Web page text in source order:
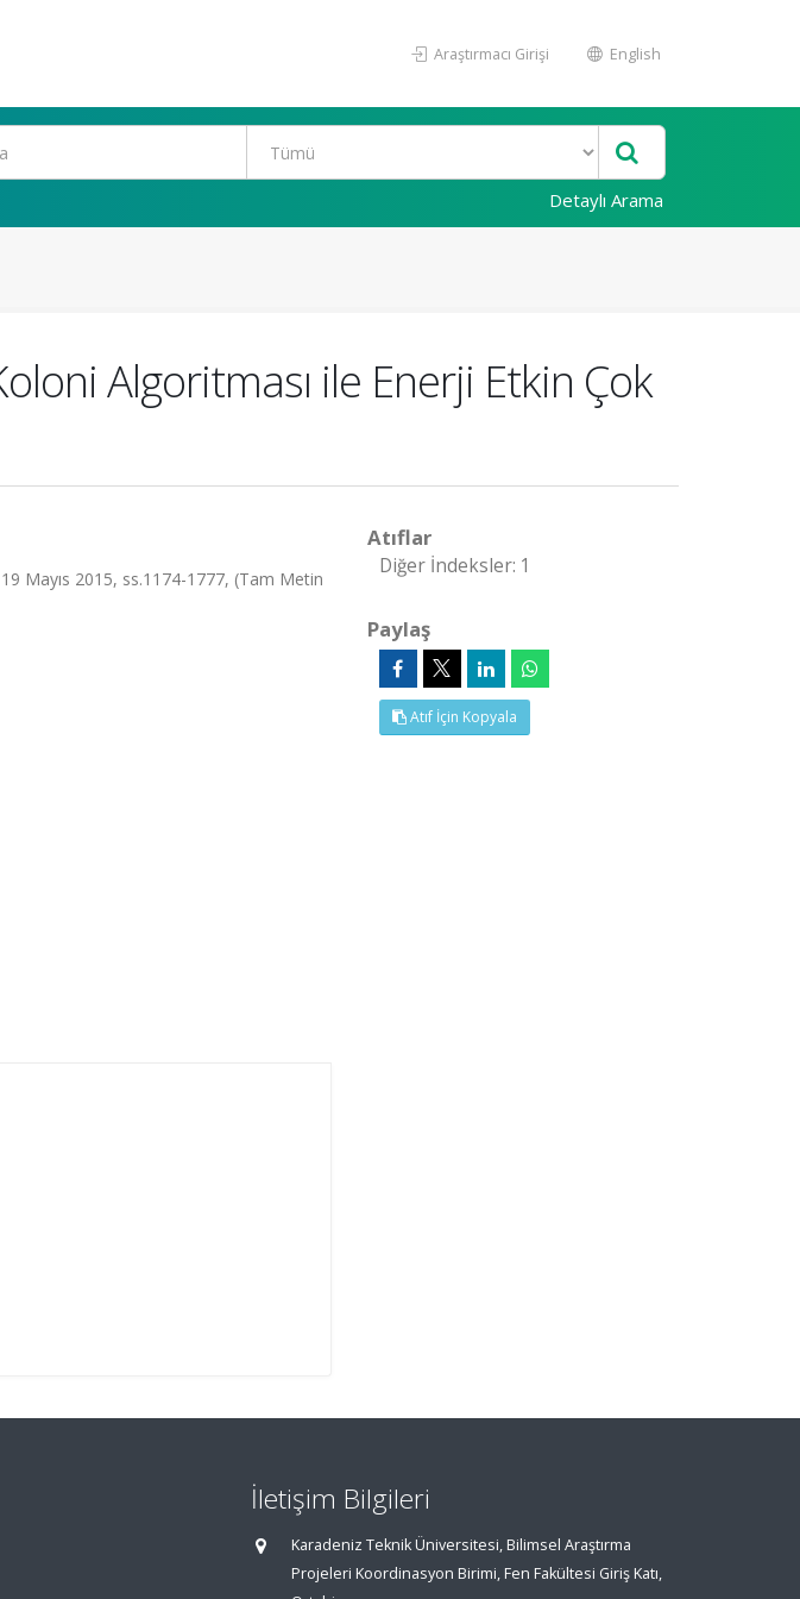
Araştırmacı Girişi English
Detaylı Arama
Algoritması ile Enerji Etkin Çok
Mayıs 2015, ss.1174-1777, (Tam Metin
Atıflar
Diğer İndeksler: 1
Paylaş
Atıf İçin Kopyala
İletişim Bilgileri
Karadeniz Teknik Üniversitesi, Bilimsel Araştırma
Projeleri Koordinasyon Birimi, Fen Fakültesi Giriş Katı,